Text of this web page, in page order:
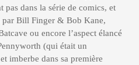
pas dans la série de comics, et
par Bill Finger & Bob Kane,
ou encore l’aspect élancé
(qui était un
imberbe dans sa première